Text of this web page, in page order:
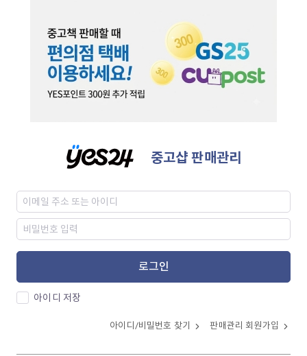
중고샵 판매관리
로그인
아이디 저장
아이디/비밀번호 찾기 판매관리 회원가입